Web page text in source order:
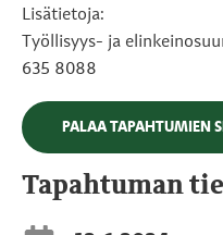
Lisätietoja:
Työllisyys- ja
635 8088
PALAA TAPAHTUMIEN
Tapahtuman